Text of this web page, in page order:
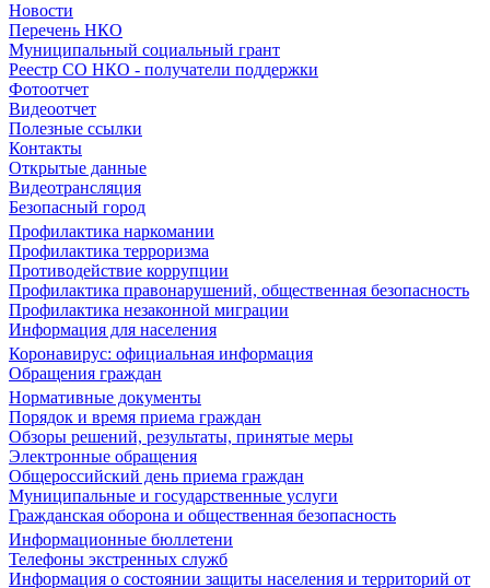
Новости
Перечень НКО
Муниципальный социальный грант
Реестр СО НКО - получатели поддержки
Фотоотчет
Видеоотчет
Полезные ссылки
Контакты
Открытые данные
Видеотрансляция
Безопасный город
Профилактика наркомании
Профилактика терроризма
Противодействие коррупции
Профилактика правонарушений, общественная безопасность
Профилактика незаконной миграции
Информация для населения
Коронавирус: официальная информация
Обращения граждан
Нормативные документы
Порядок и время приема граждан
Обзоры решений, результаты, принятые меры
Электронные обращения
Общероссийский день приема граждан
Муниципальные и государственные услуги
Гражданская оборона и общественная безопасность
Информационные бюллетени
Телефоны экстренных служб
Информация о состоянии защиты населения и территорий от